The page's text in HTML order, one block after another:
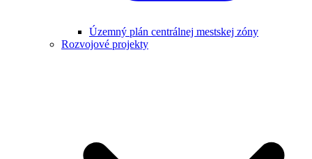
Územný plán centrálnej mestskej zóny
Rozvojové projekty